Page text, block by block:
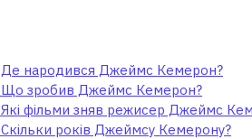
Де народився Джеймс Кемерон?
Що зробив Джеймс Кемерон?
Які фільми зняв режисер Джеймс
Скільки років Джеймсу Кемерону?